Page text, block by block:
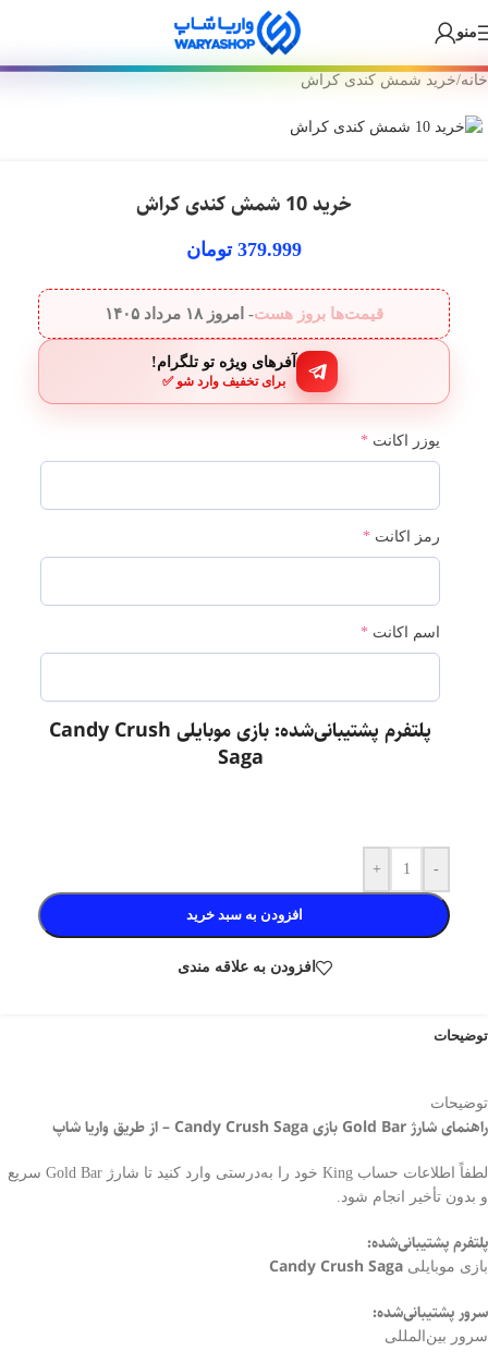
Skip
navigation
Skip
main
🎁 سفارش ارزان + درآمد دائمی! +۲۵۰ بازی و گیفت کارت داخل بات واریا
شاپ 💙
منو
خانه/خرید شمش کندی کراش
خرید 10 شمش کندی کراش
379.999 تومان
قیمت‌ها بروز هست- امروز ۱۸ مرداد ۱۴۰۵
آفرهای ویژه تو تلگرام!
برای تخفیف وارد شو ✅
یوزر اکانت *
رمز اکانت *
اسم اکانت *
پلتفرم پشتیبانی‌شده: بازی موبایلی Candy Crush
Saga
-
+
افزودن به سبد خرید
افزودن به علاقه مندی
توضیحات
توضیحات
راهنمای شارژ Gold Bar بازی Candy Crush Saga – از طریق واریا شاپ
لطفاً اطلاعات حساب King خود را به‌درستی وارد کنید تا شارژ Gold Bar سریع
و بدون تأخیر انجام شود.
پلتفرم پشتیبانی‌شده:
بازی موبایلی Candy Crush Saga
سرور پشتیبانی‌شده:
سرور بین‌المللی